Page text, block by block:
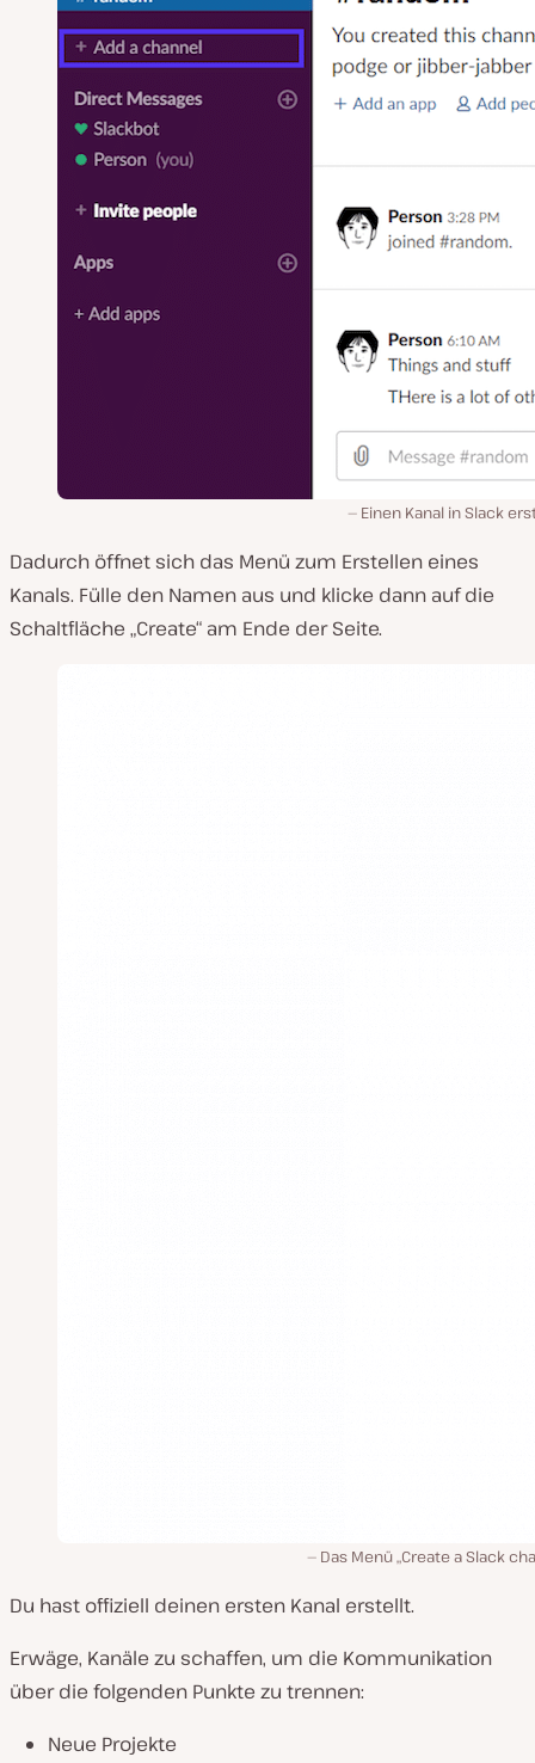
Einen Kanal in Slack
Dadurch öffnet sich das Menü zum Erstellen eines
Kanals. Fülle den Namen aus und klicke dann auf die
Schaltfläche „Create“ am Ende der Seite.
Das Menü „Create a Slack
Du hast offiziell deinen ersten Kanal erstellt.
Erwäge, Kanäle zu schaffen, um die Kommunikation
über die folgenden Punkte zu trennen:
Neue Projekte